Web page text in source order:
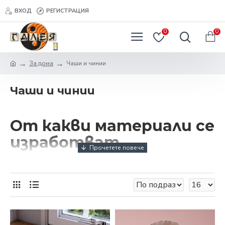
ВХОД РЕГИСТРАЦИЯ
0 0
За дома Чаши и чинии
Чаши и чинии
От какви материали се
изработват
евтините чаши и
чинии?
Ако търсите съдове на изгодни цени, може би се
питате дали те ще Ви предложат добро качество.
Отговорът е: „Да, определено!” и тайната се крие в